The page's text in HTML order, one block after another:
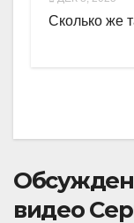
Сколько же
видео